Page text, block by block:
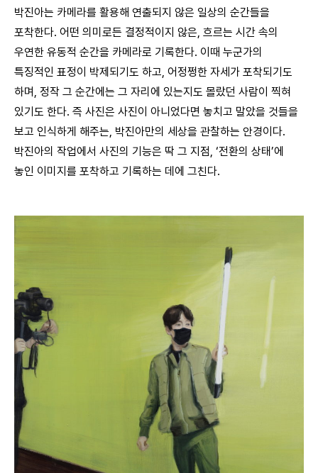
박진아는 카메라를 활용해 연출되지 않은 일상의 순간들을
포착한다. 어떤 의미로든 결정적이지 않은, 흐르는 시간 속의
우연한 유동적 순간을 카메라로 기록한다. 이때 누군가의
특징적인 표정이 박제되기도 하고, 어정쩡한 자세가 포착되기도
하며, 정작 그 순간에는 그 자리에 있는지도 몰랐던 사람이 찍혀
있기도 한다. 즉 사진은 사진이 아니었다면 놓치고 말았을 것들을
보고 인식하게 해주는, 박진아만의 세상을 관찰하는 안경이다.
박진아의 작업에서 사진의 기능은 딱 그 지점, ‘전환의 상태’에
놓인 이미지를 포착하고 기록하는 데에 그친다.